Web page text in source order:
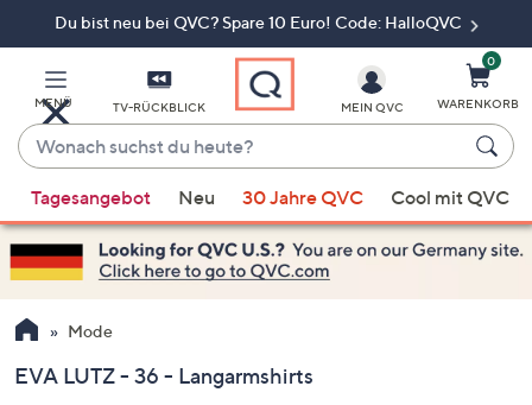
Du bist neu bei QVC? Spare 10 Euro! Code: HalloQVC
MENÜ TV-RÜCKBLICK
Wonach
suchst
du
heute?
Vorschläge
verfügbar
sind,
verwenden
Sie
Pfeiltasten
MEIN QVC
0
WARENKORB
Tagesangebot Neu 30 Jahre QVC Cool mit QVC
Mode
EVA LUTZ - 36 - Langarmshirts